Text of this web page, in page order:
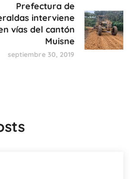
Prefectura de
interviene
vías del cantón
Muisne
septiembre 30, 2019